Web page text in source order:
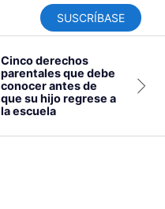
SUSCRÍBASE
Cinco derechos
parentales que debe
conocer antes de
que su hijo regrese a
la escuela